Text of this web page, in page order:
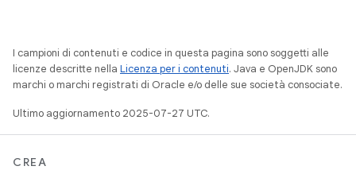
I campioni di contenuti e codice in questa pagina sono soggetti alle
licenze descritte nella Licenza per i contenuti. Java e OpenJDK sono
marchi o marchi registrati di Oracle e/o delle sue società consociate.
Ultimo aggiornamento 2025-07-27 UTC.
CREA